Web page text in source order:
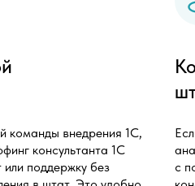
команды внедрения 1С,
консультанта 1С
или поддержку без
с